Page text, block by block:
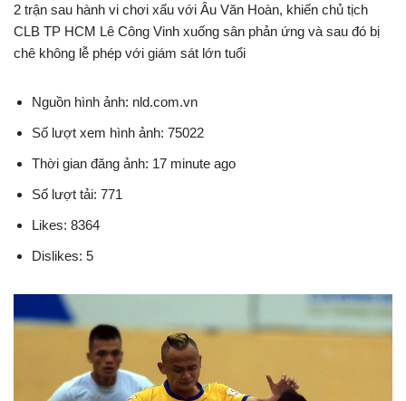
2 trận sau hành vi chơi xấu với Âu Văn Hoàn, khiến chủ tịch
CLB TP HCM Lê Công Vinh xuống sân phản ứng và sau đó bị
chê không lễ phép với giám sát lớn tuổi
Nguồn hình ảnh: nld.com.vn
Số lượt xem hình ảnh: 75022
Thời gian đăng ảnh: 17 minute ago
Số lượt tải: 771
Likes: 8364
Dislikes: 5